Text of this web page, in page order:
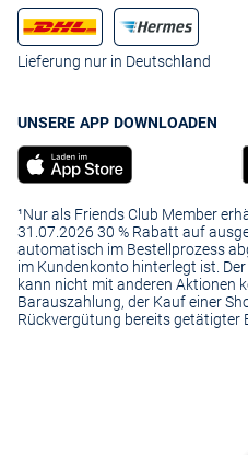
Lieferung nur in Deutschland
UNSERE APP DOWNLOADEN
¹Nur als Friends Club Member
31.07.2026 30 % Rabatt auf
automatisch im Bestellprozess
im Kundenkonto hinterlegt ist.
kann nicht mit anderen Aktionen
Barauszahlung, der Kauf einer
Rückvergütung bereits getätigter